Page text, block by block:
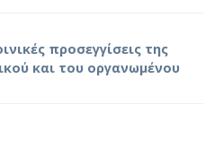
προσεγγίσεις της
και του οργανωμένου